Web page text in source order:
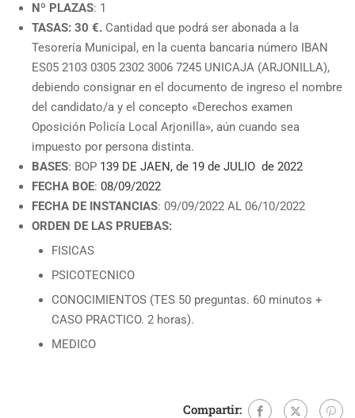
Nº PLAZAS: 1
TASAS: 30 €. Cantidad que podrá ser abonada a la
Tesorería Municipal, en la cuenta bancaria número IBAN
ES05 2103 0305 2302 3006 7245 UNICAJA (ARJONILLA),
debiendo consignar en el documento de ingreso el nombre
del candidato/a y el concepto «Derechos examen
Oposición Policía Local Arjonilla», aún cuando sea
impuesto por persona distinta.
BASES: BOP 139 DE JAEN, de 19 de JULIO de 2022
FECHA BOE: 08/09/2022
FECHA DE INSTANCIAS: 09/09/2022 AL 06/10/2022
ORDEN DE LAS PRUEBAS:
FISICAS
PSICOTECNICO
CONOCIMIENTOS (TES 50 preguntas. 60 minutos +
CASO PRACTICO. 2 horas).
MEDICO
Compartir: